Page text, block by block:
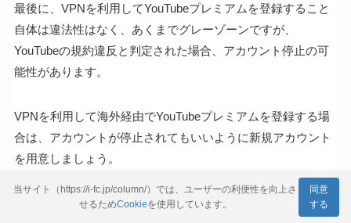
当サイト（https://i-fc.jp/column/）では、ユーザーの利便性を向上さ
せるためCookieを使用しています。
同意
する
最後に、VPNを利用してYouTubeプレミアムを登録すること
自体は違法性はなく、あくまでグレーゾーンですが、
YouTubeの規約違反と判定された場合、アカウント停止の可
能性があります。
VPNを利用して海外経由でYouTubeプレミアムを登録する場
合は、アカウントが停止されてもいいように新規アカウント
を用意しましょう。